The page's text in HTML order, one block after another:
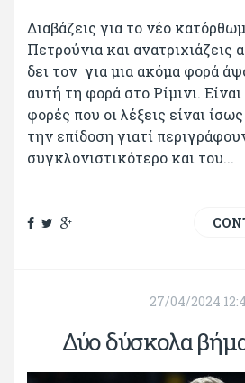
Διαβάζεις για το νέο
Πετρούνια και ανατριχιάζεις
δει τον για μια ακόμα φορά
αυτή τη φορά στο Ρίμινι.
φορές που οι λέξεις είναι
την επίδοση γιατί
συγκλονιστικότερο και του...
27/04/2024
Δύο δύσκολα